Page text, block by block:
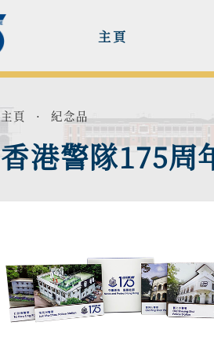
主頁
主頁 · 紀念品
香港警隊175周